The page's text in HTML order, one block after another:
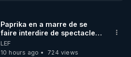
Paprika en a marre de se
faire interdire de spectacle.
Elle décide donc de devenir
DJ !
LEF
10 hours ago
724 views